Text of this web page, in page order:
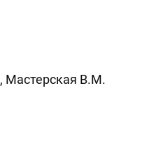
, Мастерская В.М.